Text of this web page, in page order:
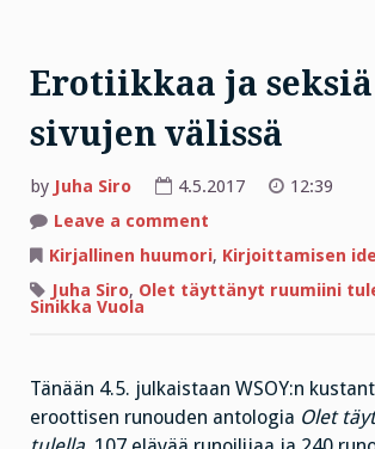
Erotiikkaa ja seksiä
sivujen välissä
by Juha Siro 4.5.2017
12:39
Leave a comment
ja
seksiä
sivujen
välissä
Kirjallinen huumori, Kirjoittamisen
Juha Siro, Olet täyttänyt ruumiini
Sinikka Vuola
Tänään 4.5. julkaistaan WSOY:n
eroottisen runouden antologia Olet